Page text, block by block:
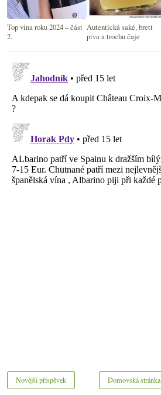
Top vína roku 2024 – část
2.
Autentická saké, brett
piva a trochu čaje
Novější příspěvek Domovská stránka